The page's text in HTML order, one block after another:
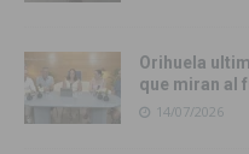
Orihuela
que miran al
14/07/2026